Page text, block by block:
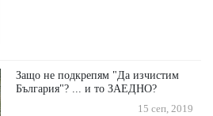
Защо не подкрепям "Да изчистим
България"? ... и то ЗАЕДНО?
15 сеп, 2019